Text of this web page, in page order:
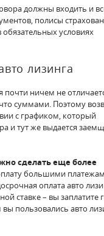
должны входить и
полисы
условиях
лизинга
ничем не
суммами. Поэтому
с графиком, который
и тут же выдается
сделать еще более
большими
оплата авто
ставке – вы заплатите
пользовались авто